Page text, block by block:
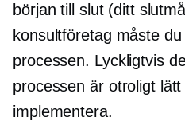
början till slut (ditt
konsultföretag måste
processen. Lyckligtvis
processen är otroligt
implementera.